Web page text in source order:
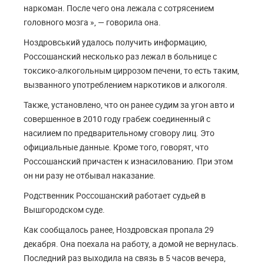
наркоман. После чего она лежала с сотрясением
головного мозга », — говорила она.
Ноздровський удалось получить информацию,
Россошанский несколько раз лежал в больнице с
токсико-алкогольным циррозом печени, то есть таким,
вызванного употреблением наркотиков и алкоголя.
Также, установлено, что он ранее судим за угон авто и
совершенное в 2010 году грабеж соединенный с
насилием по предварительному сговору лиц. Это
официальные данные. Кроме того, говорят, что
Россошанский причастен к изнасилованию. При этом
он ни разу не отбывал наказание.
Родственник Россошанский работает судьей в
Вышгородском суде.
Как сообщалось ранее, Ноздровская пропала 29
декабря. Она поехала на работу, а домой не вернулась.
Последний раз выходила на связь в 5 часов вечера,